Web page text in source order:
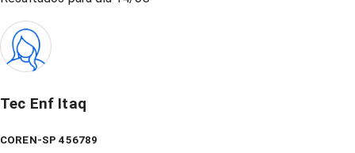
Tec Enf Itaq
COREN-SP 456789